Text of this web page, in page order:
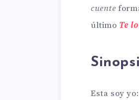
cuente
último Te
Esta soy